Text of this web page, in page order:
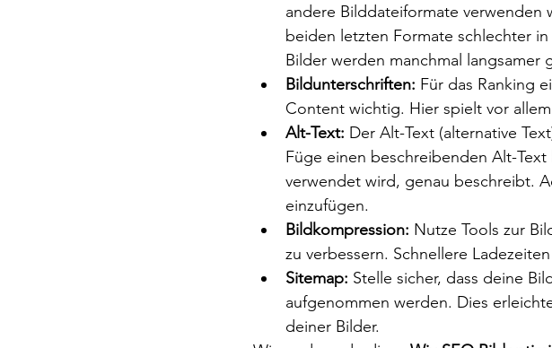
andere Bilddateiformate verwenden
beiden letzten Formate schlechter
Bilder werden manchmal
Bildunterschriften: Für das Ranking
Content wichtig. Hier spielt vor
Alt-Text: Der Alt-Text (alternative
Füge einen beschreibenden Alt-
verwendet wird, genau beschreibt.
einzufügen.
Bildkompression: Nutze Tools zur
zu verbessern. Schnellere
Sitemap: Stelle sicher, dass deine
aufgenommen werden. Dies
deiner Bilder.